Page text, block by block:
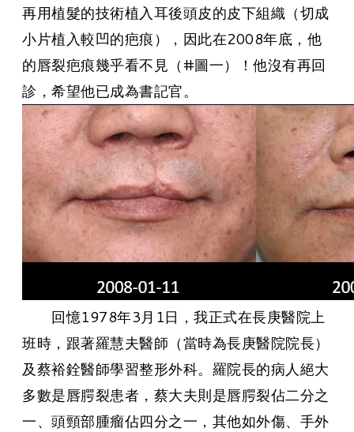
再用植髮的技術植入耳後頭皮的皮下組織（切成
小片植入較凹的疤痕），因此在2008年底，他
的唇裂疤痕幾乎看不見（#圖一）！他沒有再回
診，希望他已成為書記官。
​ 回憶1978年3月1日，我正式在長庚醫院上
班時，跟著羅慧夫醫師（當時為長庚醫院院長）
及蔡裕銓醫師學習整形外科。羅院長的病人絕大
多數是唇腭裂患者，蔡大夫則是唇腭裂佔二分之
一、頭頸部腫瘤佔四分之一，其他如外傷、手外